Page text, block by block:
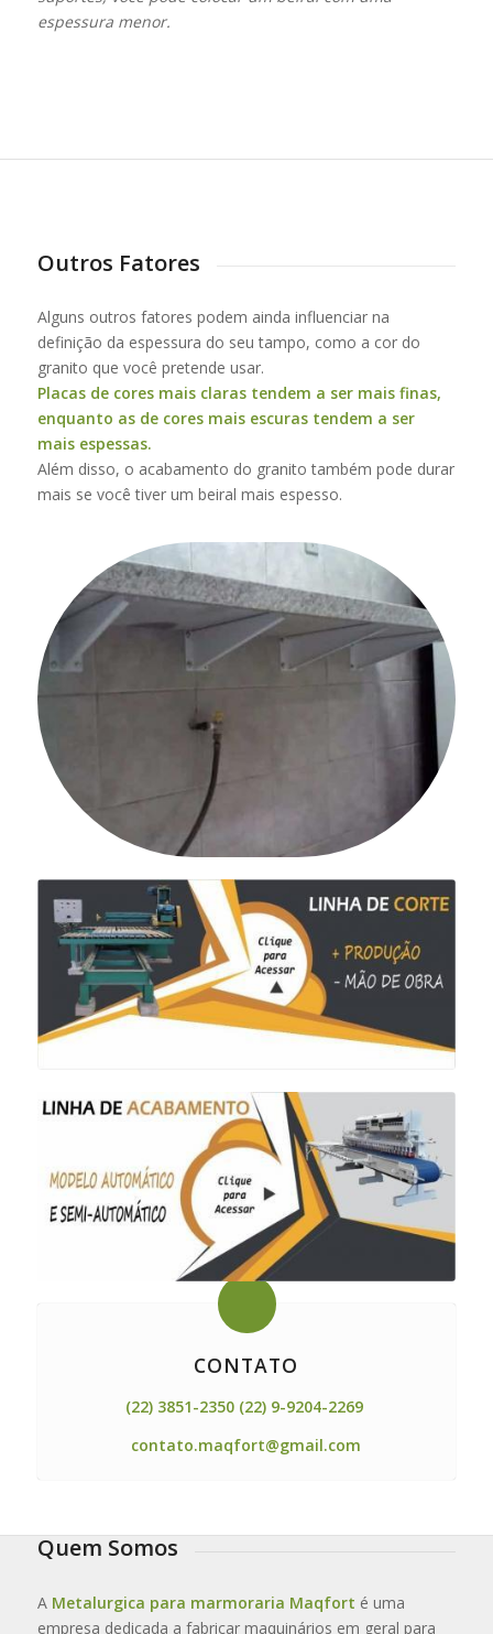
espessura menor.
Outros Fatores
Alguns outros fatores podem ainda influenciar na
definição da espessura do seu tampo, como a cor do
granito que você pretende usar.
Placas de cores mais claras tendem a ser mais finas,
enquanto as de cores mais escuras tendem a ser
mais espessas.
Além disso, o acabamento do granito também pode durar
mais se você tiver um beiral mais espesso.
CONTATO
(22) 3851-2350 (22) 9-9204-2269
contato.maqfort@gmail.com
Quem Somos
A Metalurgica para marmoraria Maqfort é uma
empresa dedicada a fabricar maquinários em geral para